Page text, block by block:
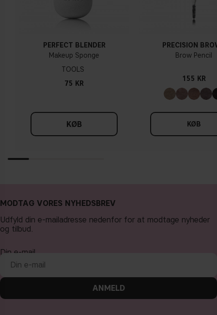
PERFECT BLENDER
Makeup Sponge
TOOLS
75 KR
KØB
PRECISION
Brow Pencil
155 KR
KØB
MODTAG VORES NYHEDSBREV
Udfyld din e-mailadresse nedenfor for at modtage nyheder
og tilbud.
Din e-mail
ANMELD